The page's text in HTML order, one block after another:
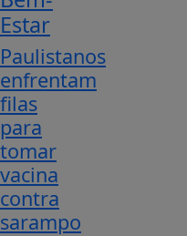
Estar
Paulistanos
enfrentam
filas
para
tomar
vacina
contra
sarampo